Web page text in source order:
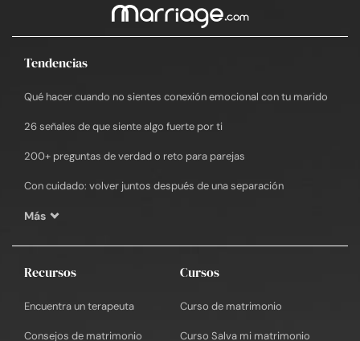
Tendencias
Qué hacer cuando no sientes conexión emocional con tu marido
26 señales de que siente algo fuerte por ti
200+ preguntas de verdad o reto para parejas
Con cuidado: volver juntos después de una separación
Más
Recursos
Encuentra un terapeuta
Consejos de matrimonio
Cursos
Curso de matrimonio
Curso Salva mi matrimonio